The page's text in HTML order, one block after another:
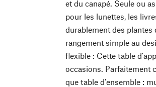
et du canapé. Seule ou
pour les lunettes, les
durablement des
rangement simple au
flexible : Cette table
occasions. Parfaitement
que table d'ensemble :